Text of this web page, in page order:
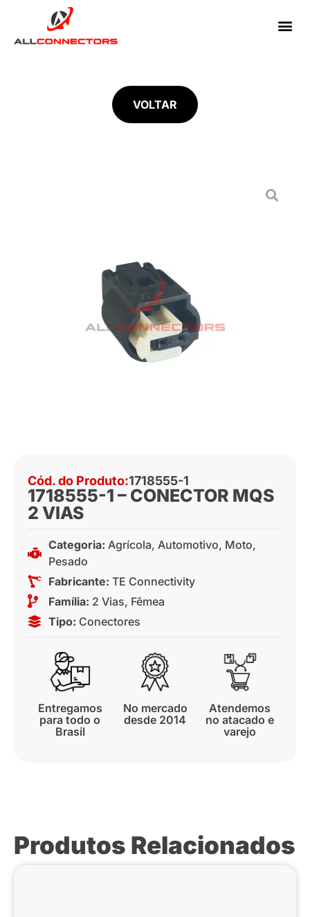
VOLTAR
Cód. do Produto:1718555-1
1718555-1 – CONECTOR MQS
2 VIAS
Categoria: Agrícola, Automotivo, Moto,
Pesado
Fabricante: TE Connectivity
Família: 2 Vias, Fêmea
Tipo: Conectores
Entregamos
para todo o
Brasil
No mercado
desde 2014
Atendemos
no atacado e
varejo
Produtos Relacionados